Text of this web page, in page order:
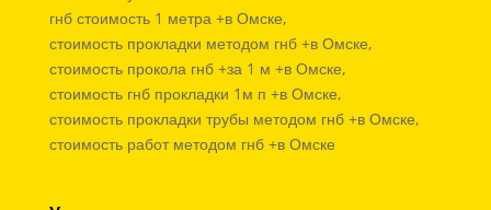
гнб стоимость 1 метра +в Омске,
стоимость прокладки методом гнб +в Омске,
стоимость прокола гнб +за 1 м +в Омске,
стоимость гнб прокладки 1м п +в Омске,
стоимость прокладки трубы методом гнб +в Омске,
стоимость работ методом гнб +в Омске